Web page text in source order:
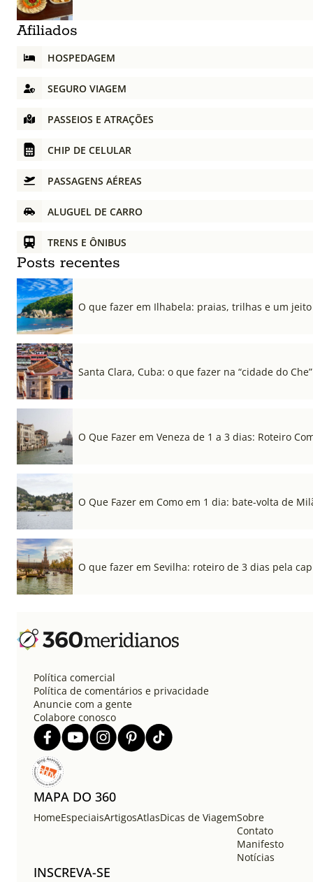
Afiliados
HOSPEDAGEM
SEGURO VIAGEM
PASSEIOS E ATRAÇÕES
CHIP DE CELULAR
PASSAGENS AÉREAS
ALUGUEL DE CARRO
TRENS E ÔNIBUS
Posts recentes
O que fazer em Ilhabela: praias, trilhas e um
Santa Clara, Cuba: o que fazer na “cidade do Che”
O Que Fazer em Veneza de 1 a 3 dias: Roteiro
O Que Fazer em Como em 1 dia: bate-volta de
O que fazer em Sevilha: roteiro de 3 dias pela
Política comercial
Política de comentários e privacidade
Anuncie com a gente
Colabore conosco
MAPA DO 360
HomeEspeciaisArtigosAtlasDicas de ViagemSobre
Contato
Manifesto
Notícias
INSCREVA-SE